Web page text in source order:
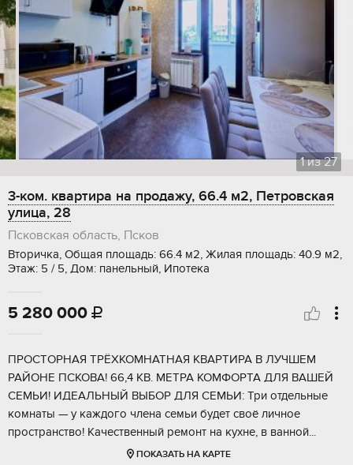
1из27
3-ком. квартира на продажу, 66.4 м2, Петровская
улица, 28
Псковская область, Псков
Вторичка, Общая площадь: 66.4 м2, Жилая площадь: 40.9 м2,
Этаж: 5 / 5, Дом: панельный, Ипотека
5 280 000 
ПРОСТОРНАЯ ТРЁХКОМНАТНАЯ КВАРТИРА В ЛУЧШЕМ
РАЙОНЕ ПСКОВА! 66,4 КВ. МЕТРА КОМФОРТА ДЛЯ ВАШЕЙ
СЕМЬИ! ИДЕАЛЬНЫЙ ВЫБОР ДЛЯ СЕМЬИ: Три отдельные
комнаты — у каждого члена семьи будет своё личное
пространство! Качественный ремонт на кухне, в ванной...
ПОКАЗАТЬ НА КАРТЕ